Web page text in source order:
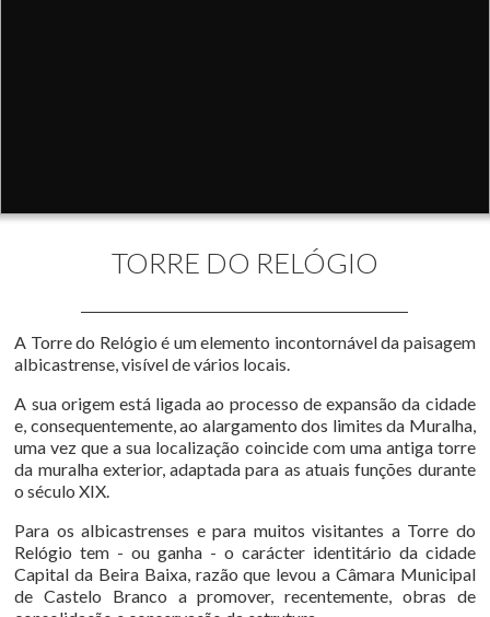
TORRE DO RELÓGIO
A Torre do Relógio é um elemento incontornável da paisagem
albicastrense, visível de vários locais.
A sua origem está ligada ao processo de expansão da cidade
e, consequentemente, ao alargamento dos limites da Muralha,
uma vez que a sua localização coincide com uma antiga torre
da muralha exterior, adaptada para as atuais funções durante
o século XIX.
Para os albicastrenses e para muitos visitantes a Torre do
Relógio tem - ou ganha - o carácter identitário da cidade
Capital da Beira Baixa, razão que levou a Câmara Municipal
de Castelo Branco a promover, recentemente, obras de